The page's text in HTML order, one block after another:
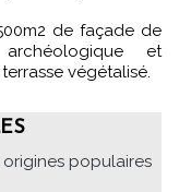
de façade de
et
végétalisé.
origines populaires